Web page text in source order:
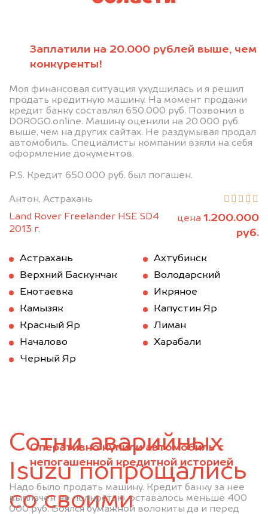
Заплатили на 20.000 рублей выше, чем
конкуренты!
Моя финансовая ситуация ухудшилась и я решил
продать кредитную машину. На момент продажи
кредит банку составлял 650.000 руб. Позвонил в
DOROGO.online. Машину оценили на 20.000 руб.
выше, чем на других сайтах. Не раздумывая продал
автомобиль. Специалисты компании взяли на себя
оформление документов.
P.S. Кредит 650.000 руб. был погашен.
Антон, Астрахань
Land Rover Freelander HSE SD4
2013 г.
цена 1.200.000
руб.
Оперативно купили автомобиль с
непогашенной кредитной историей
Надо было продать машину. Кредит банку за нее
выплачен не полностью, оставалось меньше 400
000 руб. Боялся бумажной волокиты да и перед
Астрахань
Ахтубинск
Верхний Баскунчак
Володарский
Енотаевка
Икряное
Камызяк
Капустин Яр
Красный Яр
Лиман
Началово
Харабали
Черный Яр
Сотни аварийных
Isuzu попрощались
со своими